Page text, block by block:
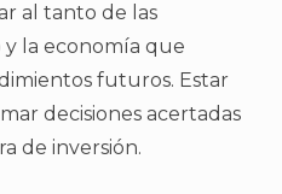
al tanto de las
la economía que
futuros. Estar
decisiones acertadas
de inversión.